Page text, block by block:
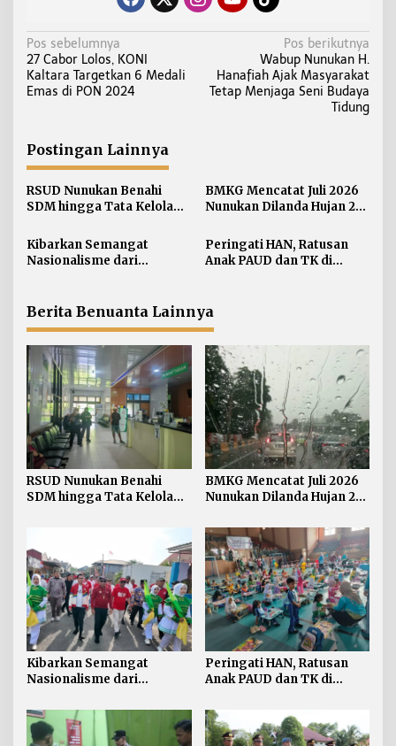
N
a
v
a
s
i
p
o
s
Pos sebelumnya
27 Cabor Lolos, KONI
Kaltara Targetkan 6 Medali
Emas di PON 2024
Pos berikutnya
Wabup Nunukan H.
Hanafiah Ajak Masyarakat
Tetap Menjaga Seni Budaya
Tidung
Postingan Lainnya
RSUD Nunukan Benahi
SDM hingga Tata Kelola
BMKG Mencatat Juli 2026
Nunukan Dilanda Hujan 23
Kibarkan Semangat
Nasionalisme dari
Dibentangkan di Sebatik
Peringati HAN, Ratusan
Anak PAUD dan TK di
Mewarnai
Berita Benuanta Lainnya
RSUD Nunukan Benahi
SDM hingga Tata Kelola
BMKG Mencatat Juli 2026
Nunukan Dilanda Hujan 23
Kibarkan Semangat
Nasionalisme dari
Merah Putih 81 Meter
Dibentangkan di Sebatik
Peringati HAN, Ratusan
Anak PAUD dan TK di
Lomba Menggambar dan
Mewarnai